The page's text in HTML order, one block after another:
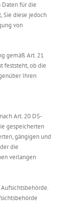
für die
Sie diese jedoch
von
gemäß Art. 21
feststeht, ob die
Ihren
Art. 20 DS-
gespeicherten
gängigen und
die
verlangen